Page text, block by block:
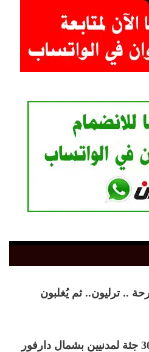
.. ترليون.. ثم يُغلبون